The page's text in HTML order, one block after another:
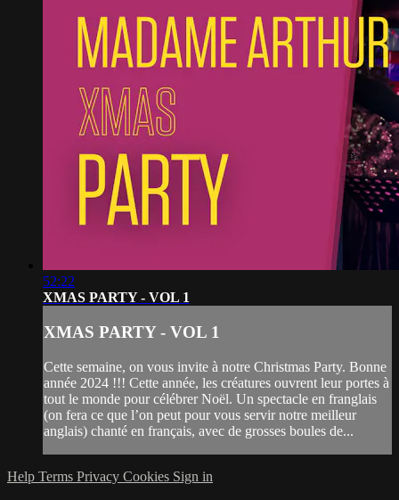
52:22
XMAS PARTY - VOL 1
XMAS PARTY - VOL 1
Cette semaine, on vous invite à notre Christmas Party. Bonne
année 2024 !!! Cette année, les créatures ouvrent leur portes à
tout le monde pour célébrer Noël. Un spectacle en franglais
(on fera ce que l’on peut pour vous servir notre meilleur
anglais) chanté en français, avec de grosses boules de...
Help Terms Privacy Cookies Sign in